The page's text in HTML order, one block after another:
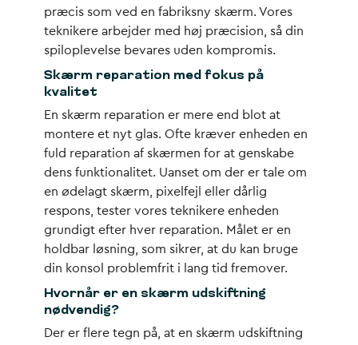
præcis som ved en fabriksny skærm. Vores
teknikere arbejder med høj præcision, så din
spiloplevelse bevares uden kompromis.
Skærm reparation med fokus på
kvalitet
En skærm reparation er mere end blot at
montere et nyt glas. Ofte kræver enheden en
fuld reparation af skærmen for at genskabe
dens funktionalitet. Uanset om der er tale om
en ødelagt skærm, pixelfejl eller dårlig
respons, tester vores teknikere enheden
grundigt efter hver reparation. Målet er en
holdbar løsning, som sikrer, at du kan bruge
din konsol problemfrit i lang tid fremover.
Hvornår er en skærm udskiftning
nødvendig?
Der er flere tegn på, at en skærm udskiftning